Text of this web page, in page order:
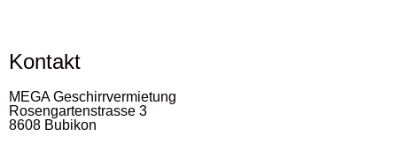
Kontakt
MEGA Geschirrvermietung
Rosengartenstrasse 3
8608 Bubikon